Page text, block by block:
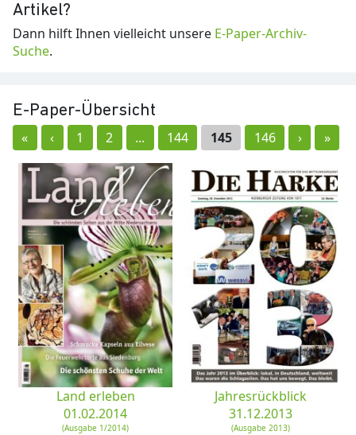
Artikel?
Dann hilft Ihnen vielleicht unsere E-Paper-Archiv-
Suche.
E-Paper-Übersicht
« ‹ 1 2 ... 144 145 146 › »
Land erleben
01.02.2014
(Ausgabe 1/2014)
Jahresrückblick
31.12.2013
(Ausgabe 2013)